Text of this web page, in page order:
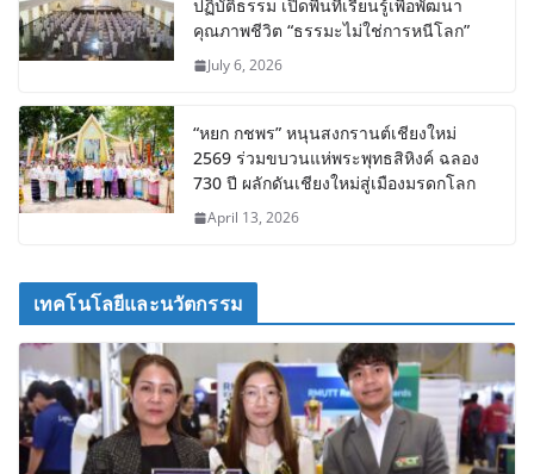
ปฏิบัติธรรม เปิดพื้นที่เรียนรู้เพื่อพัฒนา
คุณภาพชีวิต “ธรรมะไม่ใช่การหนีโลก”
July 6, 2026
“หยก กชพร” หนุนสงกรานต์เชียงใหม่
2569 ร่วมขบวนแห่พระพุทธสิหิงค์ ฉลอง
730 ปี ผลักดันเชียงใหม่สู่เมืองมรดกโลก
April 13, 2026
เทคโนโลยีและนวัตกรรม